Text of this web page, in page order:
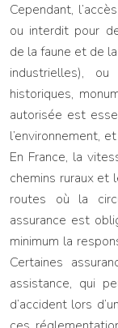
Cependant,
ou interdit pour
de la faune et de
industrielles),
historiques,
autorisée est
l’environnement,
En France, la
chemins ruraux et
routes où la
assurance est
minimum la
Certaines
assistance, qui
d’accident lors